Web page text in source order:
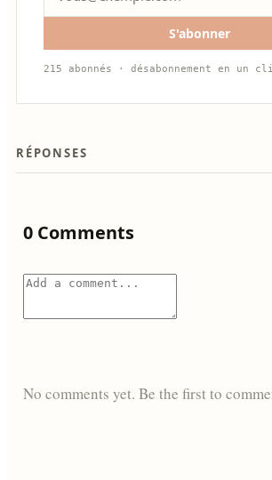
S'abonner
215 abonnés · désabonnement en un
RÉPONSES
0 Comments
No comments yet. Be the first to